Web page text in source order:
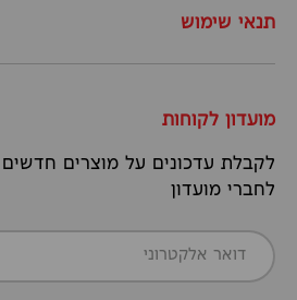
תנאי שימוש
מועדון לקוחות
לקבלת עדכונים על מוצרים חדשים
לחברי מועדון
דואר אלקטרוני